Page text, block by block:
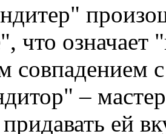
что означает
совпадением
–
ей